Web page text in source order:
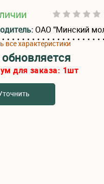
ОАО "Минский
все характеристики
для заказа: 1шт